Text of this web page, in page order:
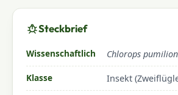
Steckbrief
Wissenschaftlich Chlorops
Klasse Insekt